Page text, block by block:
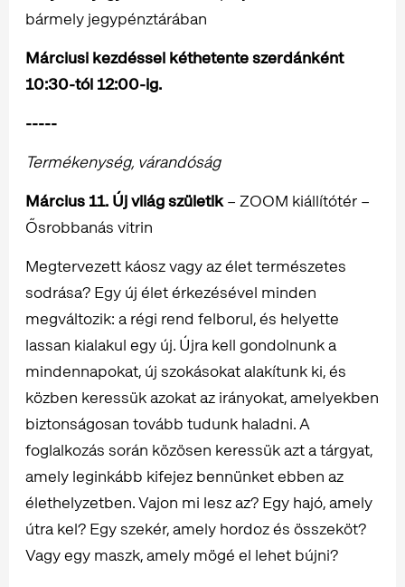
bármely jegypénztárában
Márciusi kezdéssel kéthetente szerdánként
10:30-tól 12:00-ig.
-----
Termékenység, várandóság
Március 11. Új világ születik– ZOOM kiállítótér –
Ősrobbanás vitrin
Megtervezett káosz vagy az élet természetes
sodrása? Egy új élet érkezésével minden
megváltozik: a régi rend felborul, és helyette
lassan kialakul egy új. Újra kell gondolnunk a
mindennapokat, új szokásokat alakítunk ki, és
közben keressük azokat az irányokat, amelyekben
biztonságosan tovább tudunk haladni. A
foglalkozás során közösen keressük azt a tárgyat,
amely leginkább kifejez bennünket ebben az
élethelyzetben. Vajon mi lesz az? Egy hajó, amely
útra kel? Egy szekér, amely hordoz és összeköt?
Vagy egy maszk, amely mögé el lehet bújni?